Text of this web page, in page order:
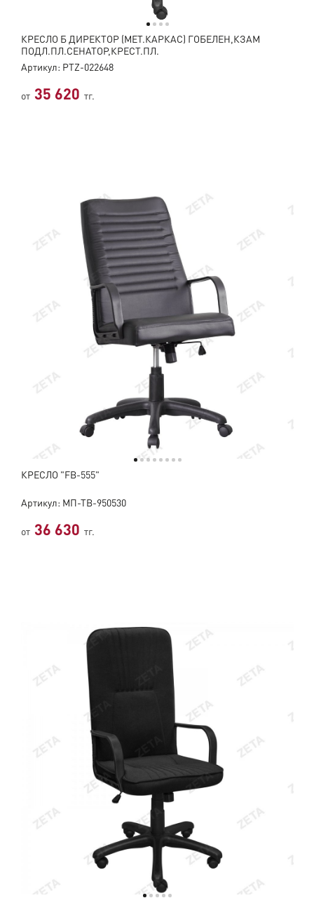
КРЕСЛО Б ДИРЕКТОР (МЕТ.КАРКАС) ГОБЕЛЕН,КЗАМ
ПОДЛ.ПЛ.СЕНАТОР,КРЕСТ.ПЛ.
Артикул: PTZ-022648
от 35 620 тг.
КРЕСЛО "FB-555"
Артикул: МП-ТВ-950530
от 36 630 тг.